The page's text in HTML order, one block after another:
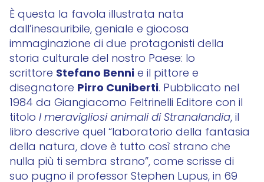
È questa la favola illustrata nata
dall’inesauribile, geniale e giocosa
immaginazione di due protagonisti della
storia culturale del nostro Paese: lo
scrittore Stefano Bennie il pittore e
disegnatore Pirro Cuniberti. Pubblicato nel
1984 da Giangiacomo Feltrinelli Editore con il
titolo I meravigliosi animali di Stranalandia, il
libro descrive quel “laboratorio della fantasia
della natura, dove è tutto così strano che
nulla più ti sembra strano”, come scrisse di
suo pugno il professor Stephen Lupus, in 69